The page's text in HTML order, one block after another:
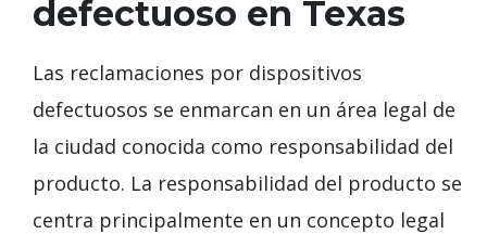
defectuoso en Texas
Las reclamaciones por dispositivos
defectuosos se enmarcan en un área legal de
la ciudad conocida como responsabilidad del
producto. La responsabilidad del producto se
centra principalmente en un concepto legal